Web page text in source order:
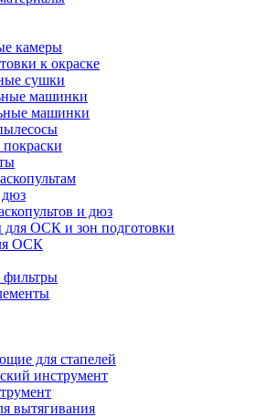
камеры
к окраске
сушки
машинки
машинки
и дюз
для ОСК и зон подготовки
ОСК
для стапелей
инструмент
вытягивания